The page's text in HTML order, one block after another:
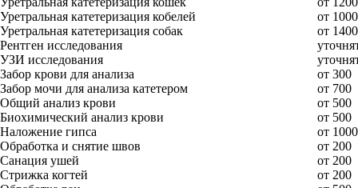
Уретральная катетеризация кобелей
от 1000
Уретральная катетеризация собак
от 1400
Рентген исследования
УЗИ исследования
Забор крови для анализа
от 300
Забор мочи для анализа катетером
от 700
Общий анализ крови
от 500
Биохимический анализ крови
от 500
Наложение гипса
от 1000
Обработка и снятие швов
от 200
Санация ушей
от 200
Стрижка когтей
от 200